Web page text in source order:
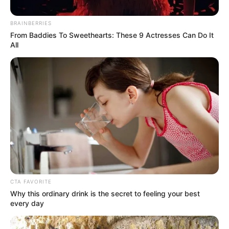
Cortesía
[VIDEO] ¡Lluvia de goles! Messi se impone sobre el
combazo de Cristiano Ronaldo
Por:Jhonatan Bello Florez
Enero 19, 2023
BRAINBERRIES
From Baddies To Sweethearts: These 9 Actresses Can Do It
All
CTA FAVORITE
Why this ordinary drink is the secret to feeling your best
every day